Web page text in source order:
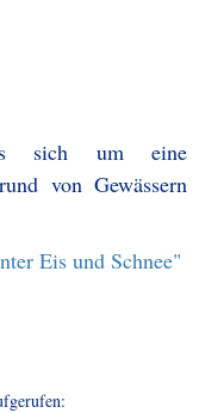
sich um eine
von Gewässern
Eis und Schnee"